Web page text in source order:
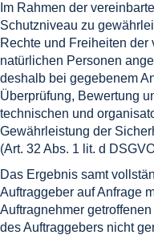
Im Rahmen der
Schutzniveau zu
Rechte und Freiheiten der
natürlichen Personen
deshalb bei gegebenem
Überprüfung, Bewertung
technischen und
Gewährleistung der
(Art. 32 Abs. 1 lit. d
Das Ergebnis samt
Auftraggeber auf Anfrage
Auftragnehmer
des Auftraggebers nicht